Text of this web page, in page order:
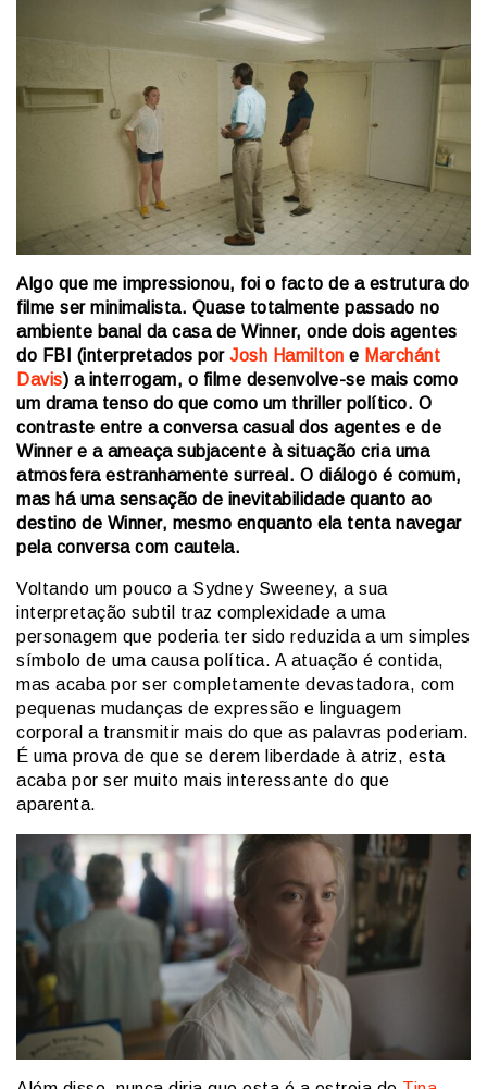
Algo que me impressionou, foi o facto de a estrutura do
filme ser minimalista. Quase totalmente passado no
ambiente banal da casa de Winner, onde dois agentes
do FBI (interpretados por Josh Hamilton e Marchánt
Davis) a interrogam, o filme desenvolve-se mais como
um drama tenso do que como um thriller político. O
contraste entre a conversa casual dos agentes e de
Winner e a ameaça subjacente à situação cria uma
atmosfera estranhamente surreal. O diálogo é comum,
mas há uma sensação de inevitabilidade quanto ao
destino de Winner, mesmo enquanto ela tenta navegar
pela conversa com cautela.
Voltando um pouco a Sydney Sweeney, a sua
interpretação subtil traz complexidade a uma
personagem que poderia ter sido reduzida a um simples
símbolo de uma causa política. A atuação é contida,
mas acaba por ser completamente devastadora, com
pequenas mudanças de expressão e linguagem
corporal a transmitir mais do que as palavras poderiam.
É uma prova de que se derem liberdade à atriz, esta
acaba por ser muito mais interessante do que
aparenta.